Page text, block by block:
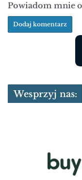
Powiadom mnie
Wesprzyj nas: